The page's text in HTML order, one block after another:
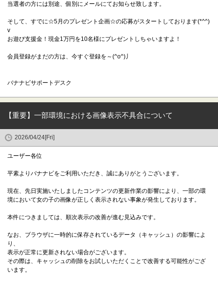
当選者の方には別途、個別にメールにてお知らせ致します。
そして、すでに☆5月のプレゼント企画☆の応募がスタートしております(*^^)
v
お遊び支援金！現金1万円を10名様にプレゼントしちゃいますよ！
会員登録がまだの方は、今すぐ登録を～(^o^)丿
バナナビサポートデスク
【重要】一部環境における画像表示不具合について
2026/04/24[Fri]
ユーザー各位
平素よりバナナビをご利用いただき、誠にありがとうございます。
現在、先日実施いたしましたコンテンツの更新作業の影響により、一部の環
境において女の子の画像が正しく表示されない事象が発生しております。
本件につきましては、順次表示の改善が進む見込みです。
なお、ブラウザに一時的に保存されているデータ（キャッシュ）の影響によ
り、
表示が正常に更新されない場合がございます。
その際は、キャッシュの削除をお試しいただくことで改善する可能性がござ
います。